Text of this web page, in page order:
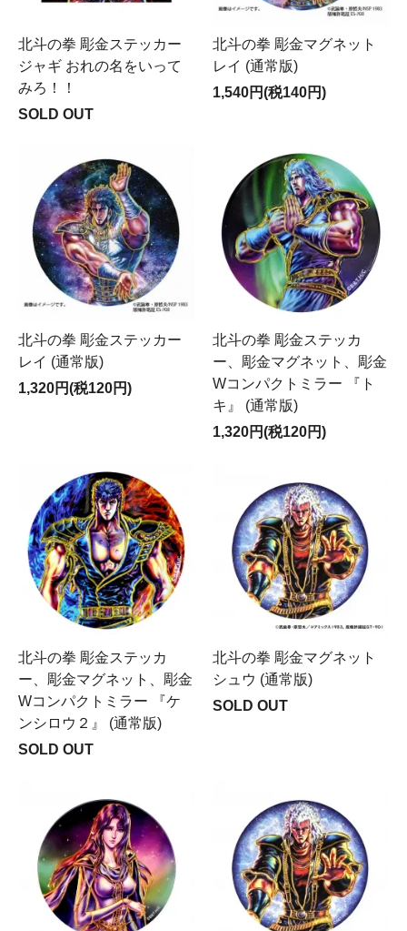
北斗の拳 彫金ステッカー
ジャギ おれの名をいって
みろ！！
SOLD OUT
北斗の拳 彫金マグネット
レイ (通常版)
1,540円(税140円)
北斗の拳 彫金ステッカー
レイ (通常版)
1,320円(税120円)
北斗の拳 彫金ステッカ
ー、彫金マグネット、彫金
Wコンパクトミラー 『ト
キ』 (通常版)
1,320円(税120円)
北斗の拳 彫金ステッカ
ー、彫金マグネット、彫金
Wコンパクトミラー 『ケ
ンシロウ２』 (通常版)
SOLD OUT
北斗の拳 彫金マグネット
シュウ (通常版)
SOLD OUT